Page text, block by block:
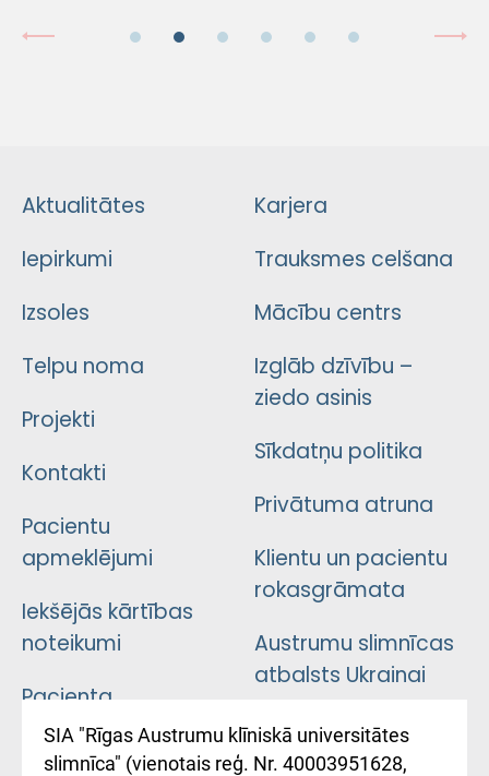
Aktualitātes
Iepirkumi
Izsoles
Telpu noma
Projekti
Kontakti
Pacientu
apmeklējumi
Iekšējās kārtības
noteikumi
Pacienta
atsauksmju/sūdzību
iesniegšanas
Karjera
Trauksmes celšana
Mācību centrs
Izglāb dzīvību –
ziedo asinis
Sīkdatņu politika
Privātuma atruna
Klientu un pacientu
rokasgrāmata
Austrumu slimnīcas
atbalsts Ukrainai
Підтримка Східної
лікарні та співпраця з
SIA "Rīgas Austrumu klīniskā universitātes
slimnīca" (vienotais reģ. Nr. 40003951628,